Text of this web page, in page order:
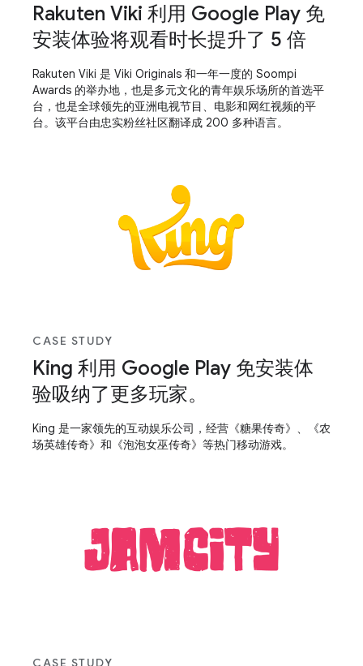
Rakuten Viki 利用 Google Play 免
安装体验将观看时长提升了 5 倍
Rakuten Viki 是 Viki Originals 和一年一度的 Soompi
Awards 的举办地，也是多元文化的青年娱乐场所的首选平
台，也是全球领先的亚洲电视节目、电影和网红视频的平
台。该平台由忠实粉丝社区翻译成 200 多种语言。
CASE STUDY
King 利用 Google Play 免安装体
验吸纳了更多玩家。
King 是一家领先的互动娱乐公司，经营《糖果传奇》、《农
场英雄传奇》和《泡泡女巫传奇》等热门移动游戏。
CASE STUDY